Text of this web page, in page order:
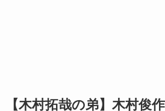
【木村拓哉の弟】木村俊